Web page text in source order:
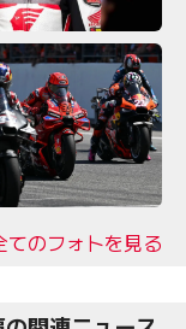
てのフォトを見る